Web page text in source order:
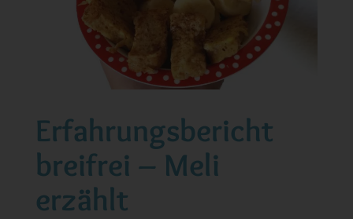
Erfahrungsbericht
breifrei – Meli
erzählt